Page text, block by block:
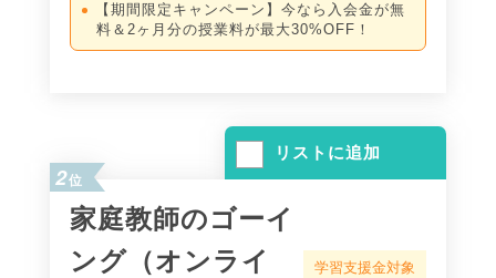
【期間限定キャンペーン】今なら入会金が無
料＆2ヶ月分の授業料が最大30%OFF！
リストに追加
2位
家庭教師のゴーイ
ング（オンライ
学習支援金対象